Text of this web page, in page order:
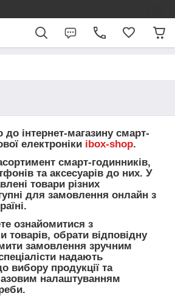
інтернет-магазину смарт-
електроніки ibox-shop.
смарт-годинників,
та аксесуарів до них. У
товари різних
для замовлення онлайн з
ознайомитися з
товарів, обрати відповідну
замовлення зручним
надають
вибору продукції та
налаштуванням